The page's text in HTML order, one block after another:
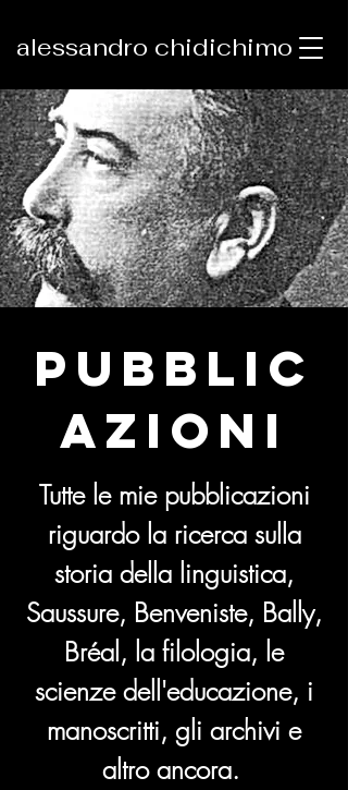
alessandro chidichimo
PUBBLIC
AZIONI
Tutte le mie pubblicazioni
riguardo la ricerca sulla
storia della linguistica,
Saussure, Benveniste, Bally,
Bréal, la filologia, le
scienze dell'educazione, i
manoscritti, gli archivi e
altro ancora.